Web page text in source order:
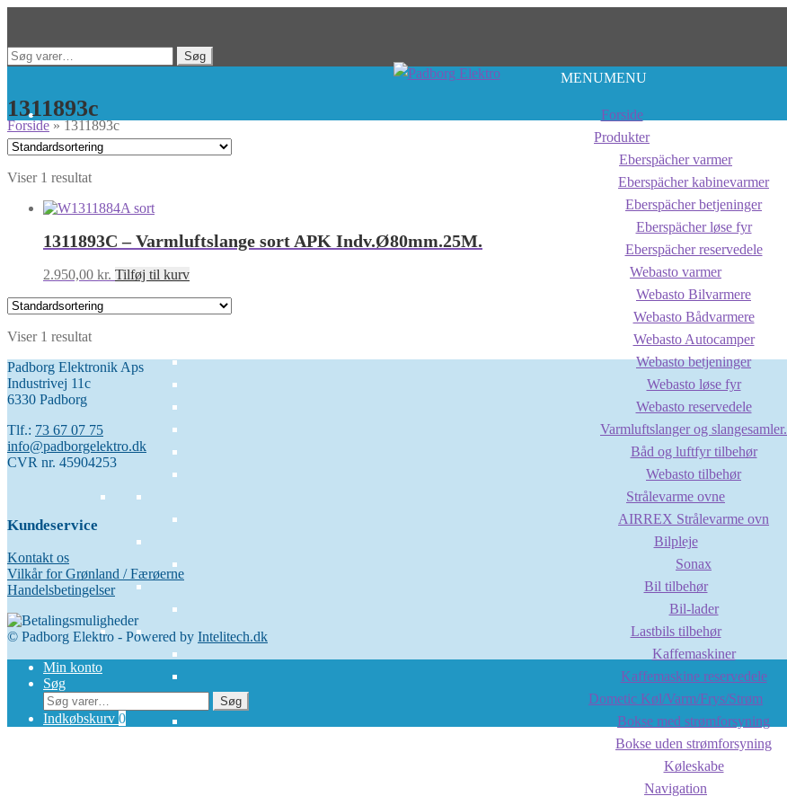
Spring
navigation
Spring
indhold
Søg
Søg
MENUMENU
Forside
Produkter
Eberspächer varmer
Eberspächer kabinevarmer
Eberspächer betjeninger
Eberspächer løse fyr
Eberspächer reservedele
Webasto varmer
Webasto Bilvarmere
Webasto Bådvarmere
Webasto Autocamper
Webasto betjeninger
Webasto løse fyr
Webasto reservedele
Varmluftslanger og slangesamler.
Båd og luftfyr tilbehør
Webasto tilbehør
Strålevarme ovne
AIRREX Strålevarme ovn
Bilpleje
Sonax
Bil tilbehør
Bil-lader
Lastbils tilbehør
Kaffemaskiner
Kaffemaskine reservedele
Dometic Køl/Varm/Frys/Strøm
Bokse med strømforsyning
Bokse uden strømforsyning
Køleskabe
Navigation
Forside»1311893c
1311893c
Viser 1 resultat
1311893C – Varmluftslange sort APK Indv.Ø80mm.25M.
2.950,00 kr. Tilføj til kurv
Viser 1 resultat
Padborg Elektronik Aps
Industrivej 11c
6330 Padborg
Tlf.: 73 67 07 75
info@padborgelektro.dk
CVR nr. 45904253
Kundeservice
Kontakt os
Vilkår for Grønland / Færøerne
Handelsbetingelser
© Padborg Elektro - Powered by Intelitech.dk
Min konto
Søg
Søg
efter:
Søg
Indkøbskurv 0